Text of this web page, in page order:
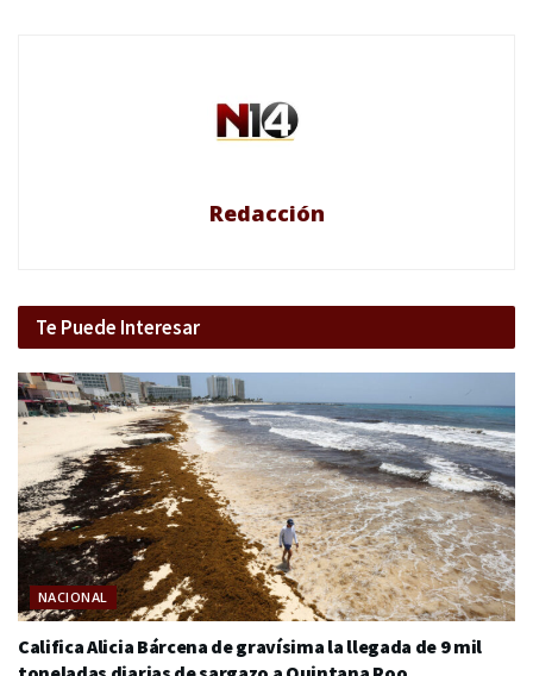
Redacción
Te Puede Interesar
NACIONAL
Califica Alicia Bárcena de gravísima la llegada de 9 mil